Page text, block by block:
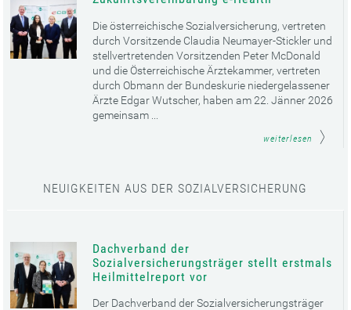
Die österreichische Sozialversicherung, vertreten
durch Vorsitzende Claudia Neumayer-Stickler und
stellvertretenden Vorsitzenden Peter McDonald
und die Österreichische Ärztekammer, vertreten
durch Obmann der Bundeskurie niedergelassener
Ärzte Edgar Wutscher, haben am 22. Jänner 2026
gemeinsam ...
weiterlesen
NEUIGKEITEN AUS DER SOZIALVERSICHERUNG
Dachverband der
Sozialversicherungsträger stellt erstmals
Heilmittelreport vor
Der Dachverband der Sozialversicherungsträger